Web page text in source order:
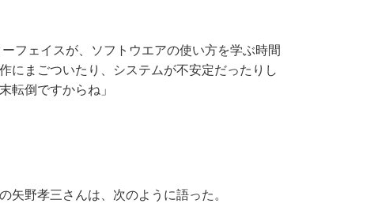
フェイスが、ソフトウエアの使い方を学ぶ時間
にまごついたり、システムが不安定だったりし
転倒ですからね」
野孝三さんは、次のように語った。